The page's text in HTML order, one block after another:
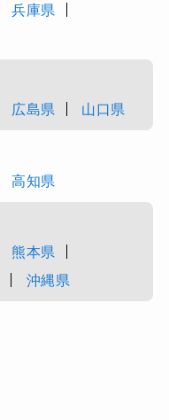
兵庫県
広島県 山口県
高知県
熊本県
沖縄県